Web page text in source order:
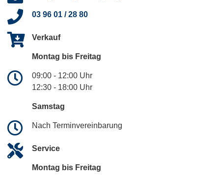
03 96 01 / 28 80
Verkauf
Montag bis Freitag
09:00 - 12:00 Uhr
12:30 - 18:00 Uhr
Samstag
Nach Terminvereinbarung
Service
Montag bis Freitag